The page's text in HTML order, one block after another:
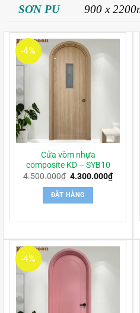
SƠN PU 900 x
-4%
Cửa vòm nhựa
composite KD – SYB10
4.500.000₫ Giá
là:
4.500.000₫.
4.300.000₫Giá
hiện
ĐẶT HÀNG
-4%